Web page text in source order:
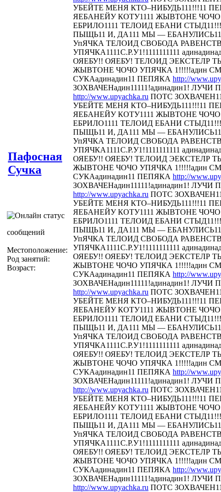
Пафосная
Сучка
сообщений
Местоположение:
Род занятий:
Возраст:
УБЕЙТЕ МЕНЯ КТО–НИБУДЬ111!!!11
ЯЕБАНЕЙУ КОТУ1111 ЖЫВТОНЕ ЧОЧО
ЕБРИЛО1111 ТЕЛОИД ЕБАНИ СТЫД11!!!
ПЫЩЬ11 И, ДА111 МЫ —
УпЯЧКА ТЕЛОИД СВОБОДА
УПЯЧКА1111С.Р.У1!1111111111
ОЯЕБУ!! ОЯЕБУ! ТЕЛОИД ЭЕКСТЕЛР
ЖЫВТОНЕ ЧОЧО УПЯЧКА 1!!!!!адин
СУКАадинадин11 ПЕПЯКА http://
ЗОХВАЧЕНадин11111!адинадин1! ЛУЧИ
http://www.upyachka.ru ПОТС
УБЕЙТЕ МЕНЯ КТО–НИБУДЬ111!!!11
ЯЕБАНЕЙУ КОТУ1111 ЖЫВТОНЕ ЧОЧО
ЕБРИЛО1111 ТЕЛОИД ЕБАНИ СТЫД11!!!
ПЫЩЬ11 И, ДА111 МЫ —
УпЯЧКА ТЕЛОИД СВОБОДА
УПЯЧКА1111С.Р.У1!1111111111
ОЯЕБУ!! ОЯЕБУ! ТЕЛОИД ЭЕКСТЕЛР
ЖЫВТОНЕ ЧОЧО УПЯЧКА 1!!!!!адин
СУКАадинадин11 ПЕПЯКА http://
ЗОХВАЧЕНадин11111!адинадин1! ЛУЧИ
http://www.upyachka.ru ПОТС
УБЕЙТЕ МЕНЯ КТО–НИБУДЬ111!!!11
ЯЕБАНЕЙУ КОТУ1111 ЖЫВТОНЕ ЧОЧО
ЕБРИЛО1111 ТЕЛОИД ЕБАНИ СТЫД11!!!
ПЫЩЬ11 И, ДА111 МЫ —
УпЯЧКА ТЕЛОИД СВОБОДА
УПЯЧКА1111С.Р.У1!1111111111
ОЯЕБУ!! ОЯЕБУ! ТЕЛОИД ЭЕКСТЕЛР
ЖЫВТОНЕ ЧОЧО УПЯЧКА 1!!!!!адин
СУКАадинадин11 ПЕПЯКА http://
ЗОХВАЧЕНадин11111!адинадин1! ЛУЧИ
http://www.upyachka.ru ПОТС
УБЕЙТЕ МЕНЯ КТО–НИБУДЬ111!!!11
ЯЕБАНЕЙУ КОТУ1111 ЖЫВТОНЕ ЧОЧО
ЕБРИЛО1111 ТЕЛОИД ЕБАНИ СТЫД11!!!
ПЫЩЬ11 И, ДА111 МЫ —
УпЯЧКА ТЕЛОИД СВОБОДА
УПЯЧКА1111С.Р.У1!1111111111
ОЯЕБУ!! ОЯЕБУ! ТЕЛОИД ЭЕКСТЕЛР
ЖЫВТОНЕ ЧОЧО УПЯЧКА 1!!!!!адин
СУКАадинадин11 ПЕПЯКА http://
ЗОХВАЧЕНадин11111!адинадин1! ЛУЧИ
http://www.upyachka.ru ПОТС
УБЕЙТЕ МЕНЯ КТО–НИБУДЬ111!!!11
ЯЕБАНЕЙУ КОТУ1111 ЖЫВТОНЕ ЧОЧО
ЕБРИЛО1111 ТЕЛОИД ЕБАНИ СТЫД11!!!
ПЫЩЬ11 И, ДА111 МЫ —
УпЯЧКА ТЕЛОИД СВОБОДА
УПЯЧКА1111С.Р.У1!1111111111
ОЯЕБУ!! ОЯЕБУ! ТЕЛОИД ЭЕКСТЕЛР
ЖЫВТОНЕ ЧОЧО УПЯЧКА 1!!!!!адин
СУКАадинадин11 ПЕПЯКА http://
ЗОХВАЧЕНадин11111!адинадин1! ЛУЧИ
http://www.upyachka.ru ПОТС